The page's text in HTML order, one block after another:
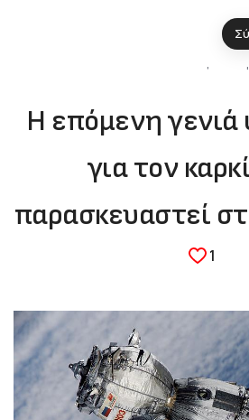
Η επόμενη
για τον
παρασκευαστεί
1